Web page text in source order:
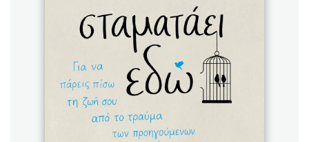
Sebastian Fitzek
Playlist